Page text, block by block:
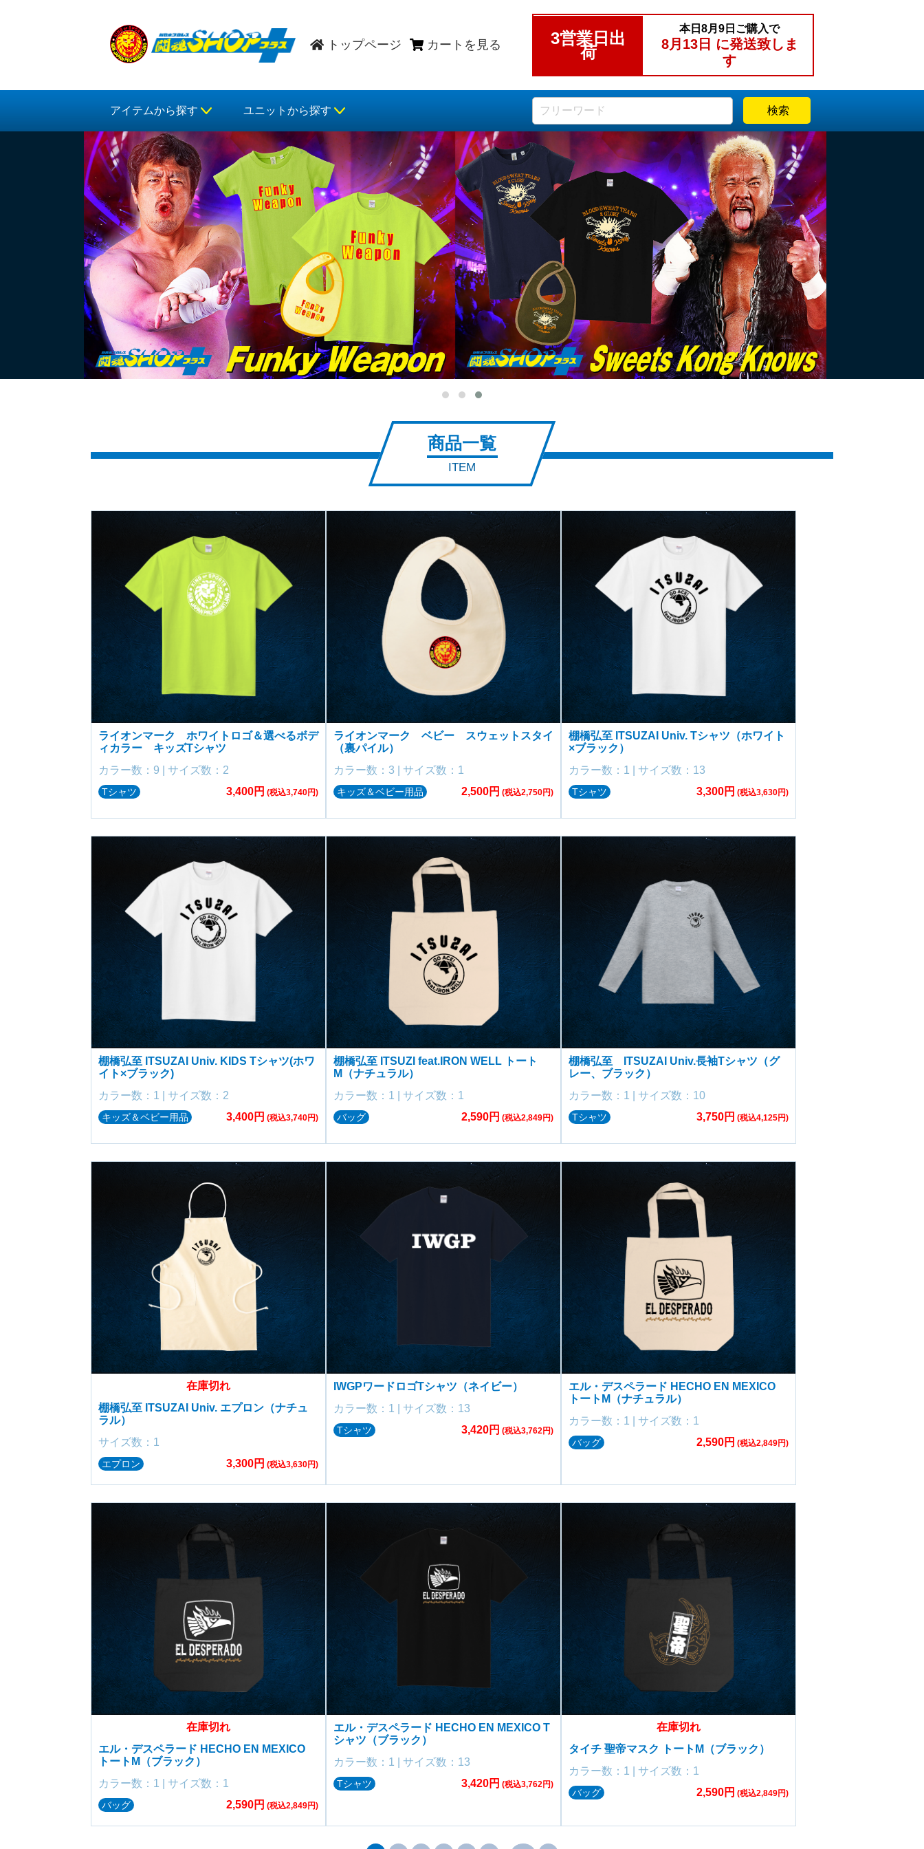
トップページ カートを見る 3営業日出
荷
本日8月9日 ご購入で
8月13日 に発送致しま
す
アイテムから探す ユニットから探す 検索
商品一覧
ITEM
ライオンマーク ホワイトロゴ＆選べるボデ
ィカラー キッズTシャツ
カラー数：9 | サイズ数：2
Tシャツ 3,400円 (税込3,740円)
ライオンマーク ベビー スウェットスタイ
（裏パイル）
カラー数：3 | サイズ数：1
キッズ＆ベビー用品 2,500円 (税込2,750円)
棚橋弘至 ITSUZAI Univ. Tシャツ（ホワイト
×ブラック）
カラー数：1 | サイズ数：13
Tシャツ 3,300円 (税込3,630円)
棚橋弘至 ITSUZAI Univ. KIDS Tシャツ(ホワ
イト×ブラック)
カラー数：1 | サイズ数：2
キッズ＆ベビー用品 3,400円 (税込3,740円)
棚橋弘至 ITSUZI feat.IRON WELL トート
M（ナチュラル）
カラー数：1 | サイズ数：1
バッグ 2,590円 (税込2,849円)
棚橋弘至 ITSUZAI Univ.長袖Tシャツ（グ
レー、ブラック）
カラー数：1 | サイズ数：10
Tシャツ 3,750円 (税込4,125円)
在庫切れ
棚橋弘至 ITSUZAI Univ. エプロン（ナチュ
ラル）
サイズ数：1
エプロン 3,300円 (税込3,630円)
IWGPワードロゴTシャツ（ネイビー）
カラー数：1 | サイズ数：13
Tシャツ 3,420円 (税込3,762円)
エル・デスペラード HECHO EN MEXICO
トートM（ナチュラル）
カラー数：1 | サイズ数：1
バッグ 2,590円 (税込2,849円)
在庫切れ
エル・デスペラード HECHO EN MEXICO
トートM（ブラック）
カラー数：1 | サイズ数：1
バッグ 2,590円 (税込2,849円)
エル・デスペラード HECHO EN MEXICO T
シャツ（ブラック）
カラー数：1 | サイズ数：13
Tシャツ 3,420円 (税込3,762円)
在庫切れ
タイチ 聖帝マスク トートM（ブラック）
カラー数：1 | サイズ数：1
バッグ 2,590円 (税込2,849円)